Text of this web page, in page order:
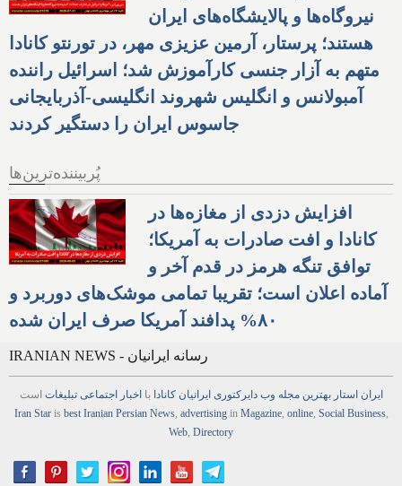
نیروگاه‌ها و پالایشگاه‌های ایران
هستند؛ پرستار، آرمین عزیزی مهر، در تورنتو کانادا
متهم به آزار جنسی کارآموزش شد؛ اسرائیل راننده
آمبولانس و انگلیس شهروند انگلیسی-آذربایجانی
جاسوس ایران را دستگیر کردند
پُربیننده‌ترین‌ها
افزایش دزدی از مغازه‌ها در
کانادا و افت صادرات به آمریکا؛
توافق تنگه هرمز در قدم آخر و
آماده اعلان است؛ تقریبا تمامی موشک‌های دوربرد و
۸۰% پدافند آمریکا صرف ایران شده
IRANIAN NEWS - رسانه ایرانیان
ایران استار بهترین مجله وب دایرکتوری ایرانیان کانادا بااخبار اجتماعی تبلیغات است
Iran Staris best Iranian Persian News, advertisingin Magazine, online, Social Business,
Web Directory